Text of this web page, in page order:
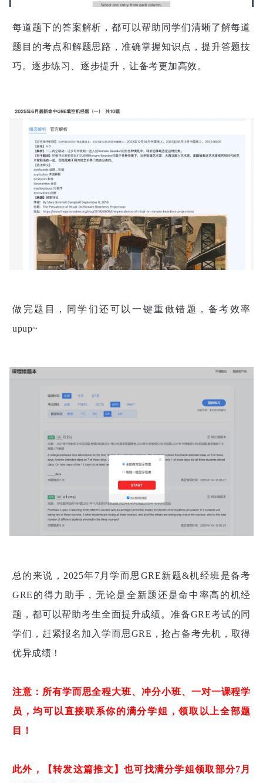
每道题下的答案解析，都可以帮助同学们清晰了解每道
题目的考点和解题思路，准确掌握知识点，提升答题技
巧。逐步练习、逐步提升，让备考更加高效。
做完题目，同学们还可以一键重做错题，备考效率
upup~
总的来说，2025年7月学而思GRE新题&机经班是备考
GRE的得力助手，无论是全新题还是命中率高的机经
题，都可以帮助考生全面提升成绩。准备GRE考试的同
学们，赶紧报名加入学而思GRE，抢占备考先机，取得
优异成绩！
注意： 所有学而思全程大班、冲分小班、一对一课程学
员，均可以直接联系你的满分学姐，领取以上全部题
目！
此外，【转发这篇推文】也可找满分学姐领取部分7月